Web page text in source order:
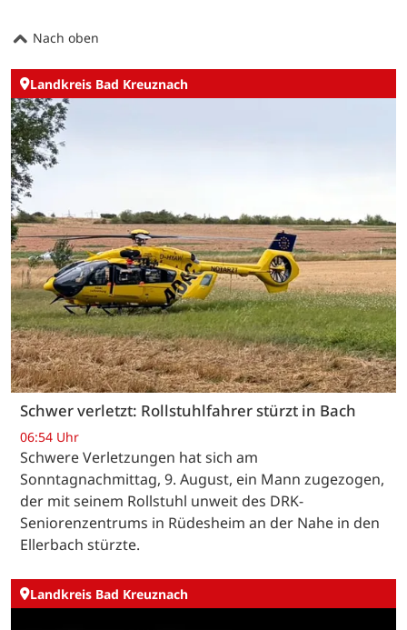
Nach oben
Landkreis Bad Kreuznach
Schwer verletzt: Rollstuhlfahrer stürzt in Bach
06:54 Uhr
Schwere Verletzungen hat sich am
Sonntagnachmittag, 9. August, ein Mann zugezogen,
der mit seinem Rollstuhl unweit des DRK-
Seniorenzentrums in Rüdesheim an der Nahe in den
Ellerbach stürzte.
Landkreis Bad Kreuznach